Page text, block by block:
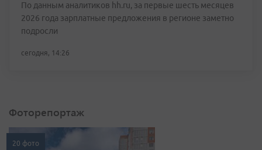
По данным аналитиков hh.ru, за первые шесть месяцев
2026 года зарплатные предложения в регионе заметно
подросли
сегодня, 14:26
Фоторепортаж
20 фото